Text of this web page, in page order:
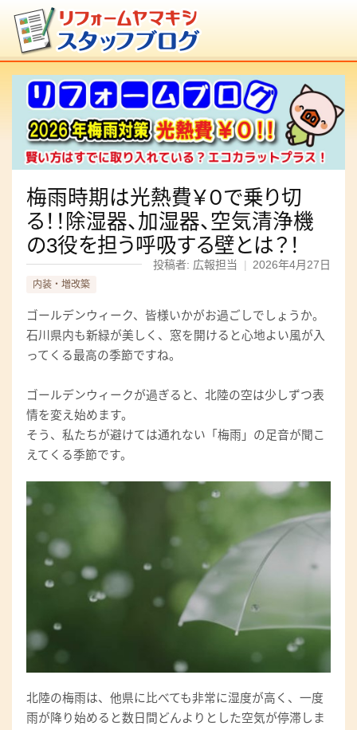
梅雨時期は光熱費￥０で乗り切
る！！除湿器、加湿器、空気清浄機
の3役を担う呼吸する壁とは？！
投稿者: 広報担当 | 2026年4月27日
内装・増改築
ゴールデンウィーク、皆様いかがお過ごしでしょうか。
石川県内も新緑が美しく、窓を開けると心地よい風が入
ってくる最高の季節ですね。
ゴールデンウィークが過ぎると、北陸の空は少しずつ表
情を変え始めます。
そう、私たちが避けては通れない「梅雨」の足音が聞こ
えてくる季節です。
北陸の梅雨は、他県に比べても非常に湿度が高く、一度
雨が降り始めると数日間どんよりとした空気が停滞しま